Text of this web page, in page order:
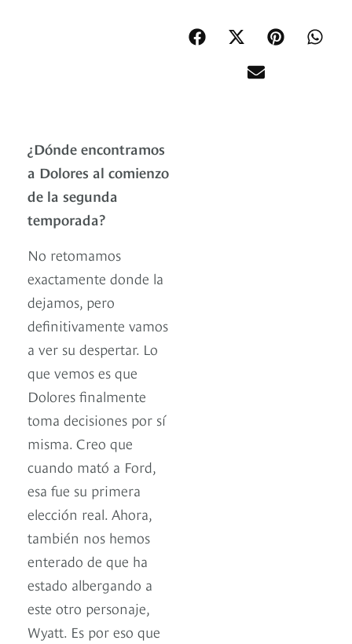
¿Dónde encontramos
a Dolores al comienzo
de la segunda
temporada?
No retomamos
exactamente donde la
dejamos, pero
definitivamente vamos
a ver su despertar. Lo
que vemos es que
Dolores finalmente
toma decisiones por sí
misma. Creo que
cuando mató a Ford,
esa fue su primera
elección real. Ahora,
también nos hemos
enterado de que ha
estado albergando a
este otro personaje,
Wyatt. Es por eso que